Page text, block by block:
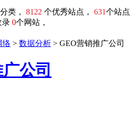
类， 8122 个优秀站点， 631个站点
录 0个网站，
络 > 数据分析 > GEO营销推广公司
公司